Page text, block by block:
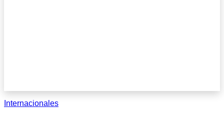
Internacionales